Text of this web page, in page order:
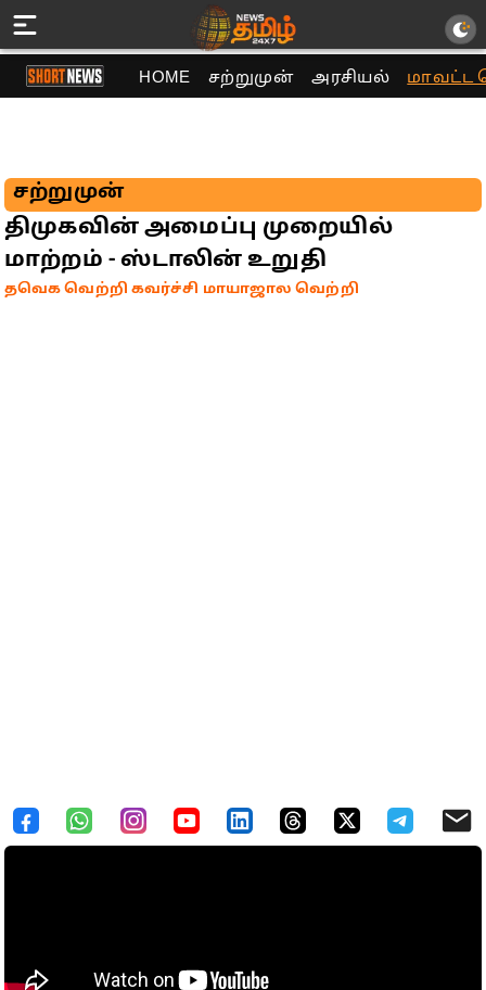
HOME சற்றுமுன் அரசியல் மாவட்ட
சற்றுமுன்
திமுகவின் அமைப்பு முறையில்
மாற்றம் - ஸ்டாலின் உறுதி
தவெக வெற்றி கவர்ச்சி மாயாஜால வெற்றி